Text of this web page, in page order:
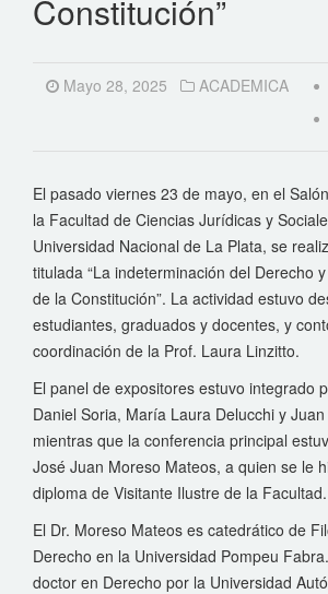
Constitución”
Mayo 28, 2025 ACADEMICA
El pasado viernes 23 de mayo, en el
la Facultad de Ciencias Jurídicas y
Universidad Nacional de La Plata, se
titulada “La indeterminación del Derecho
de la Constitución”. La actividad estuvo
estudiantes, graduados y docentes, y
coordinación de la Prof. Laura Linzitto.
El panel de expositores estuvo integrado
Daniel Soria, María Laura Delucchi y
mientras que la conferencia principal
José Juan Moreso Mateos, a quien se le
diploma de Visitante Ilustre de la Facultad.
El Dr. Moreso Mateos es catedrático de
Derecho en la Universidad Pompeu
doctor en Derecho por la Universidad